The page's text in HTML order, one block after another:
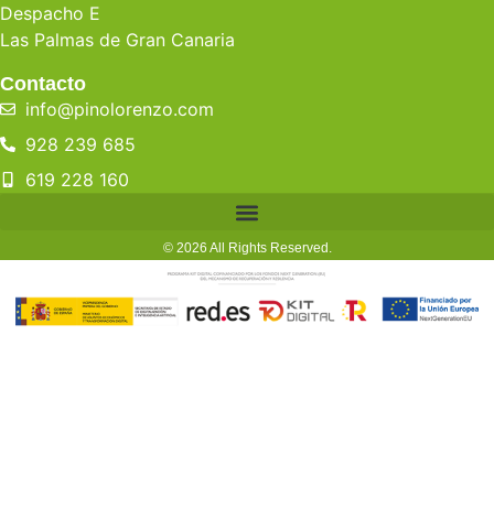
Despacho E
Las Palmas de Gran Canaria
Contacto
info@pinolorenzo.com
928 239 685
619 228 160
© 2026 All Rights Reserved.